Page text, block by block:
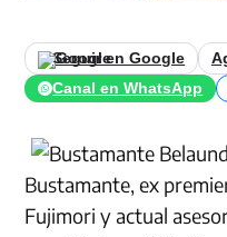
Seguir en Google
Canal en WhatsApp
Bustamante, ex
Fujimori y actual